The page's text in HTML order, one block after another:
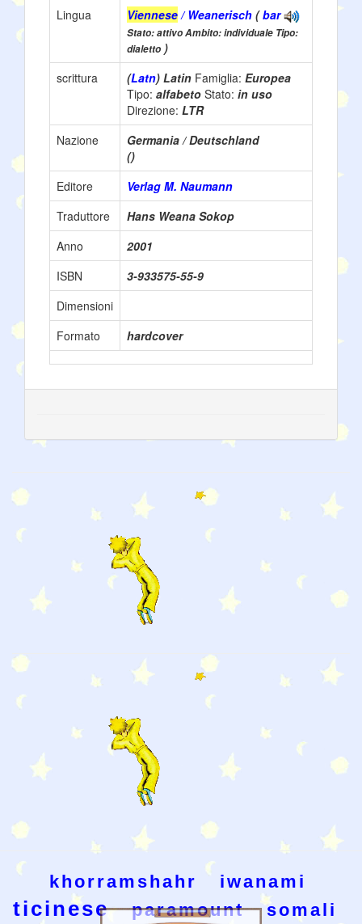
Lingua
Viennese/ Weanerisch (bar
Stato: attivo Ambito: individuale Tipo:
dialetto )
scrittura
(Latn) Latin Famiglia: Europea
Tipo: alfabeto Stato: in uso
Direzione: LTR
Nazione
Germania / Deutschland
()
Editore
Verlag M. Naumann
Traduttore
Hans Weana Sokop
Anno
2001
ISBN
3-933575-55-9
Dimensioni
Formato
hardcover
khorramshahr iwanami
ticinese paramount somali